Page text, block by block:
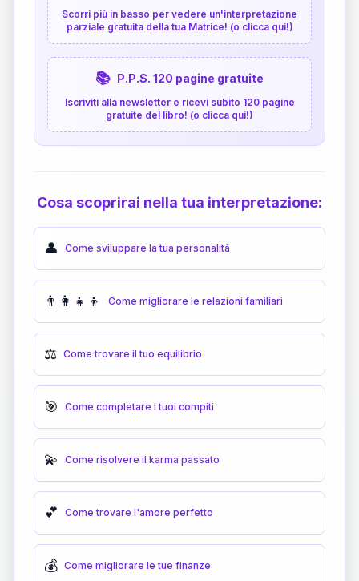
Scorri più in basso per vedere un'interpretazione
parziale gratuita della tua Matrice! (o clicca qui!)
📚 P.P.S. 120 pagine gratuite
Iscriviti alla newsletter e ricevi subito 120 pagine
gratuite del libro! (o clicca qui!)
Cosa scoprirai nella tua interpretazione:
👤 Come sviluppare la tua personalità
👨‍👩‍👧‍👦 Come migliorare le relazioni familiari
⚖️ Come trovare il tuo equilibrio
🎯 Come completare i tuoi compiti
💫 Come risolvere il karma passato
💕 Come trovare l'amore perfetto
💰 Come migliorare le tue finanze